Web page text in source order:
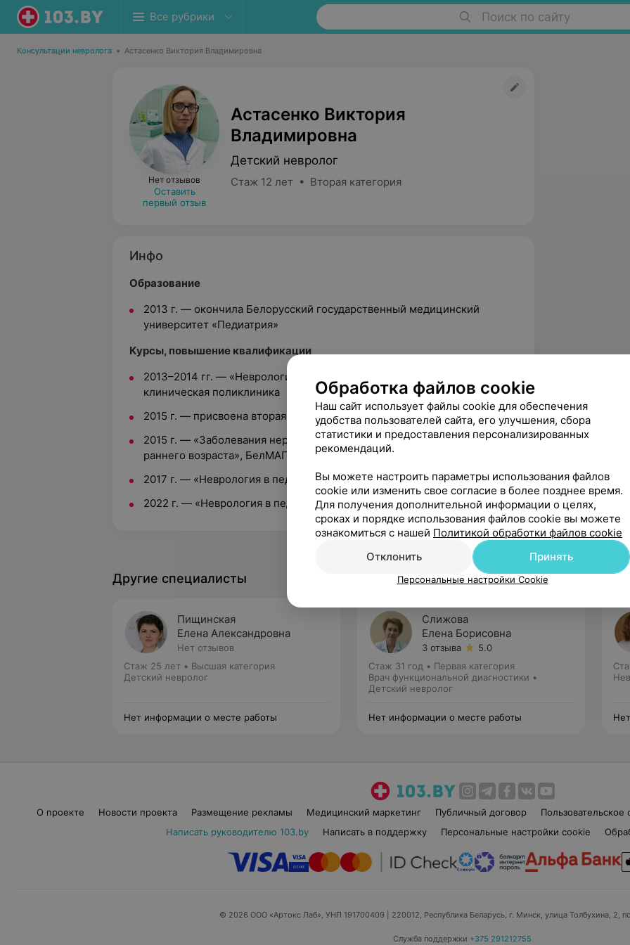
Все рубрики Поиск по сайту
Консультации невролога • Астасенко Виктория Владимировна
Нет отзывов
Оставить
первый отзыв
Астасенко Виктория
Владимировна
Детский невролог
Стаж 12 лет • Вторая категория
Инфо
Образование
2013 г. — окончила Белорусский государственный медицинский
университет «Педиатрия»
Курсы, повышение квалификации
2013–2014 гг. — «Неврология», интернатура, 13-я городская детская
клиническая поликлиника
2015 г. — присвоена вторая квалификационная категория
2015 г. — «Заболевания нервной системы у новорожденных и детей
раннего возраста», БелМАПО
2017 г. — «Неврология в педиатрии», БелМАПО
2022 г. — «Неврология в педиатрии», БелМАПО
Другие специалисты
Пищинская
Елена Александровна
Нет отзывов
Стаж 25 лет • Высшая категория
Детский невролог
Нет информации о месте работы
Слижова
Елена Борисовна
3 отзыва
5.0
Стаж 31 год • Первая категория
Врач функциональной диагностики •
Детский невролог
Нет информации о месте работы
О проекте Новости проекта Размещение рекламы Медицинский маркетинг Публичный договор Пользовательское
Написать руководителю 103.by
Написать в поддержку Персональные настройки cookie
© 2026 ООО «Артокс Лаб», УНП 191700409 | 220012, Республика Беларусь, г. Минск, улица Толбухина, 2,
Служба поддержки +375 291212755
Обработка файлов cookie
Наш сайт использует файлы cookie для обеспечения
удобства пользователей сайта, его улучшения, сбора
статистики и предоставления персонализированных
рекомендаций.
Вы можете настроить параметры использования файлов
cookie или изменить свое согласие в более позднее время.
Для получения дополнительной информации о целях,
сроках и порядке использования файлов cookie вы можете
ознакомиться с нашей Политикой обработки файлов cookie
Отклонить
Принять
Персональные настройки Cookie